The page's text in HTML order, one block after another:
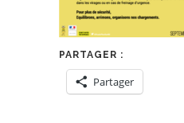
PARTAGER :
Partager